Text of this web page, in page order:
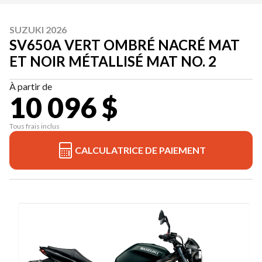
SUZUKI 2026
SV650A VERT OMBRÉ NACRÉ MAT
ET NOIR MÉTALLISÉ MAT NO. 2
À partir de
10 096 $
Tous frais inclus
CALCULATRICE DE PAIEMENT